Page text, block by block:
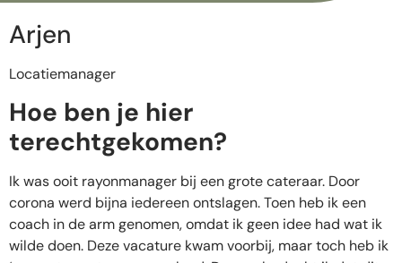
Arjen
Locatiemanager
Hoe ben je hier
terechtgekomen?
Ik was ooit rayonmanager bij een grote cateraar. Door
corona werd bijna iedereen ontslagen. Toen heb ik een
coach in de arm genomen, omdat ik geen idee had wat ik
wilde doen. Deze vacature kwam voorbij, maar toch heb ik